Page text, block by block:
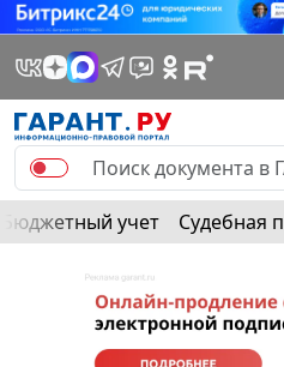
Бюджетный учет Судебная